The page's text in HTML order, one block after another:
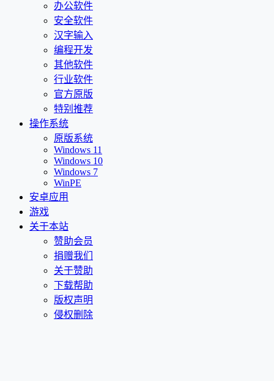
办公软件
安全软件
汉字输入
编程开发
其他软件
行业软件
官方原版
特别推荐
操作系统
原版系统
Windows 11
Windows 10
Windows 7
WinPE
安卓应用
游戏
关于本站
赞助会员
捐赠我们
关于赞助
下载帮助
版权声明
侵权删除